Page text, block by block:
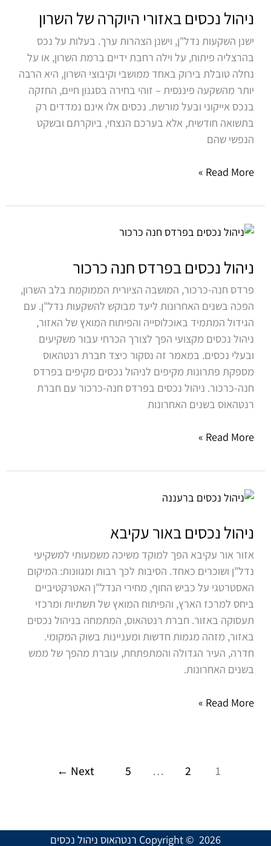
ניהול נכסים באזורי היוקרה של השרון
ישנן השקעות נדל"ן, וישנן הצהרות ערך. בעלות על נכס
בהרצליה פיתוח, על וילה רחבת ידיים ברמת השרון, או על
נחלה טובלת בירוק באחד ממושבי וקיבוצי השרון, היא הרבה
יותר מהשקעה פיננסית – זוהי בחירה בסגנון חיים, החזקה
בנכס אייקוני ובעל מורשת. נכסים אלו אינם נמדדים רק
בתשואה חודשית, אלא בערכם הנצחי, ביוקרתם ובשקט
הנפשי שהם
באזורי
של
השרון
Read More »
ניהול נכסים בפרדס חנה כרכור
פרדס חנה-כרכור, המושבה הציורית הממוקמת בלב השרון,
הפכה בשנים האחרונות ליעד מבוקש להשקעות נדל"ן. עם
הגידול המתמיד באוכלוסייה והפיתוח המואץ של האזור,
ניהול נכסים מקצועי הפך לצורך הכרחי עבור משקיעים
ובעלי נכסים. במאמר זה נסקור כיצד חברת רנטהאוס
מספקת פתרונות מקיפים לניהול נכסים מקיפים בפרדס
חנה-כרכור. ניהול נכסים בפרדס חנה-כרכור עם חברת
רנטהאוס בשנים האחרונות
ניהול
בפרדס
כרכור
Read More »
ניהול נכסים באור עקיבא
אזור אור עקיבא הפך למוקד משיכה משמעותי למשקיעי
נדל"ן ושוכרים כאחד. הסיבות לכך רבות ומגוונות: המיקום
האסטרטגי על כביש החוף, מחירי הנדל"ן האטרקטיביים
ביחס למרכז הארץ, והפיתוח המואץ של תשתיות ומרכזי
תעסוקה באזור. חברת רנטהאוס, המתמחה בניהול נכסים
באזור, מזהה מגמות חדשות ומעניינות בשוק המקומי.
חדרה, העיר הגדולה והמתפתחת, עוברת מהפך של ממש
בשנים האחרונות.
ניהול
באור
Read More »
1
2
…
5
Next
←
Copyright © 2026 רנטהאוס ניהול נכסים